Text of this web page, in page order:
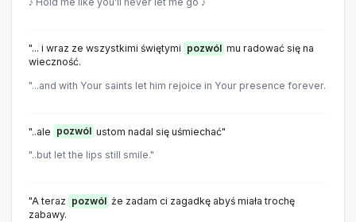
"... i wraz ze wszystkimi świętymi pozwól mu radować się na
wieczność.
"...and with Your saints let him rejoice in Your presence forever.
"..ale pozwól ustom nadal się uśmiechać"
"..but let the lips still smile."
"A teraz pozwól że zadam ci zagadkę abyś miała trochę
zabawy.